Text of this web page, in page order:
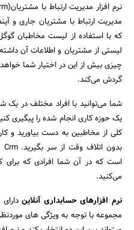
مدیریت ارتباط با مشتریان جاری و
که با استفاده از لیست مخاطبان
چیزی بیش از این در اختیار شما
گردش می‌کند.
شما می‌توانید با افراد مختلف در یک
کلی از مخاطبین به دست بیاورید و
است که در آن شما افرادی که
می‌کنید.
نرم افزارهای حسابداری آنلاین
مجموعه با توجه به ویژگی های